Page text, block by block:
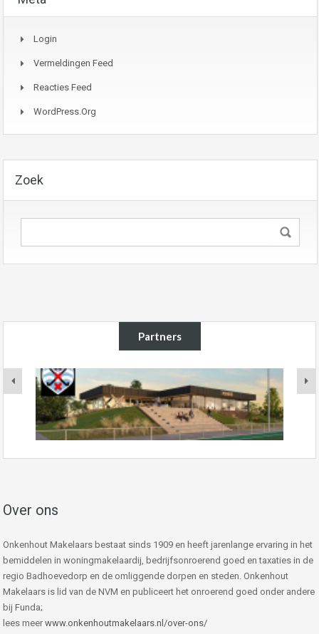
Login
Vermeldingen Feed
Reacties Feed
WordPress.org
Zoek
Partners
Over ons
Onkenhout Makelaars bestaat sinds 1909 en heeft jarenlange ervaring in het
bemiddelen in woningmakelaardij, bedrijfsonroerend goed en taxaties in de
regio Badhoevedorp en de omliggende dorpen en steden. Onkenhout
Makelaars is lid van de NVM en publiceert het onroerend goed onder andere
bij Funda;
lees meer www.onkenhoutmakelaars.nl/over-ons/